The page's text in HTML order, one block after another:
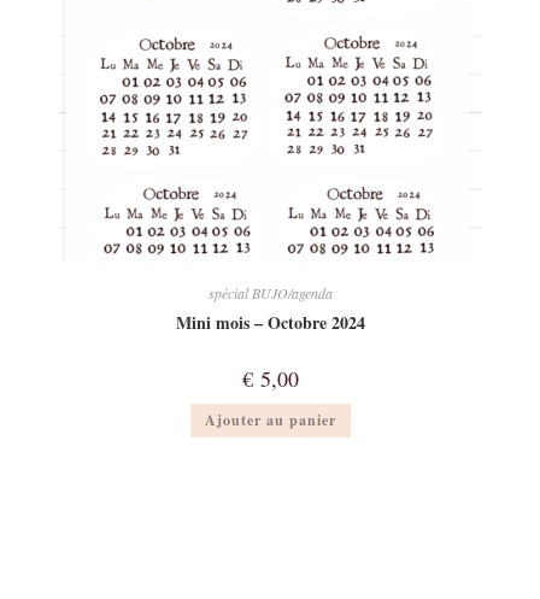
spécial BUJO/agenda
Mini mois – Octobre 2024
€5,00
Ajouter au panier